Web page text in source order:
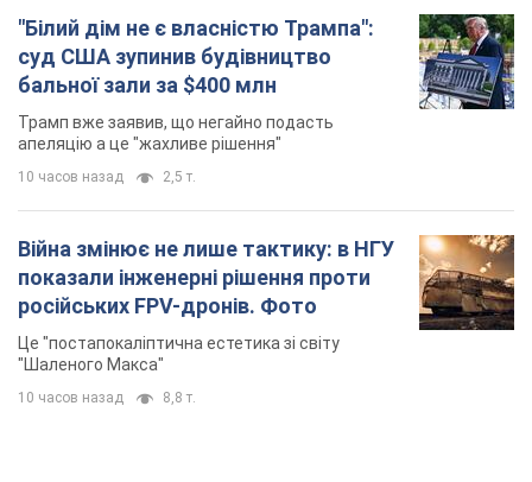
"Білий дім не є власністю Трампа":
суд США зупинив будівництво
бальної зали за $400 млн
Трамп вже заявив, що негайно подасть
апеляцію а це "жахливе рішення"
10 часов назад 2,5 т.
Війна змінює не лише тактику: в НГУ
показали інженерні рішення проти
російських FPV-дронів. Фото
Це "постапокаліптична естетика зі світу
"Шаленого Макса"
10 часов назад 8,8 т.